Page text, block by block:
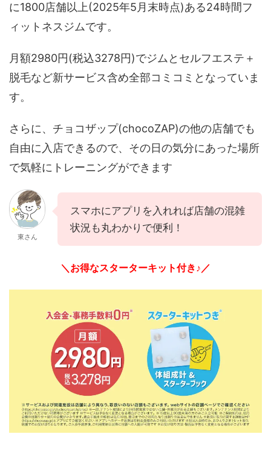
に1800店舗以上(2025年5月末時点)ある24時間フ
ィットネスジムです。
月額2980円(税込3278円)でジムとセルフエステ＋
脱毛など新サービス含め全部コミコミとなっていま
す。
さらに、チョコザップ(chocoZAP)の他の店舗でも
自由に入店できるので、その日の気分にあった場所
で気軽にトレーニングができます
東さん
スマホにアプリを入れれば店舗の混雑
状況も丸わかりで便利！
＼お得なスターターキット付き♪／